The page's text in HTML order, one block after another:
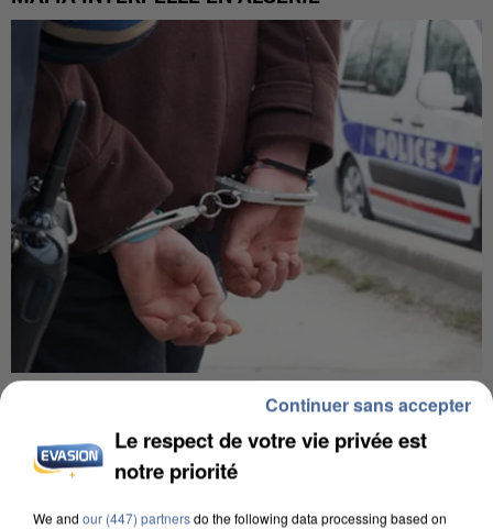
UN SECOND CADRE DE LA DZ MAFIA
Le respect de votre vie privée est
notre priorité
We and our (447) partnersdo the following data processing based on
Continuer sans accepter